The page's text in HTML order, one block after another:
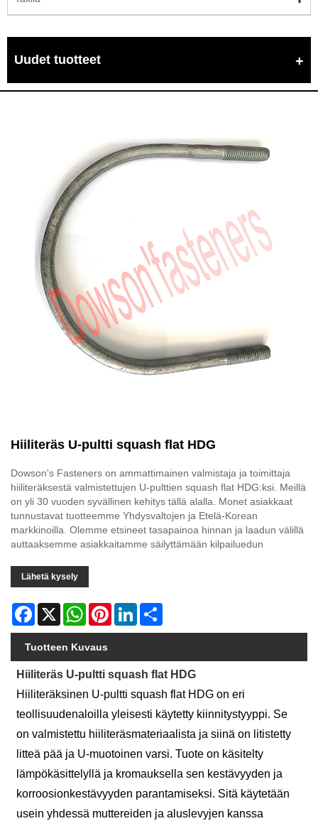
Uudet tuotteet
Hiiliteräs U-pultti squash flat HDG
Dowson's Fasteners on ammattimainen valmistaja ja toimittaja
hiiliteräksestä valmistettujen U-pulttien squash flat HDG:ksi. Meillä
on yli 30 vuoden syvällinen kehitys tällä alalla. Monet asiakkaat
tunnustavat tuotteemme Yhdysvaltojen ja Etelä-Korean
markkinoilla. Olemme etsineet tasapainoa hinnan ja laadun välillä
auttaaksemme asiakkaitamme säilyttämään kilpailuedun
Lähetä kysely
Facebook
X WhatsAppPinterestLinkedIn
Tuotteen Kuvaus
Hiiliteräs U-pultti squash flat HDG
Hiiliteräksinen U-pultti squash flat HDG on eri
teollisuudenaloilla yleisesti käytetty kiinnitystyyppi. Se
on valmistettu hiiliteräsmateriaalista ja siinä on litistetty
litteä pää ja U-muotoinen varsi. Tuote on käsitelty
lämpökäsittelyllä ja kromauksella sen kestävyyden ja
korroosionkestävyyden parantamiseksi. Sitä käytetään
usein yhdessä muttereiden ja aluslevyjen kanssa